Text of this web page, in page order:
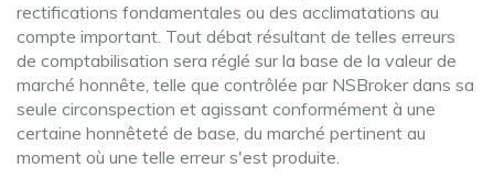
rectifications fondamentales ou des acclimatations au
compte important. Tout débat résultant de telles erreurs
de comptabilisation sera réglé sur la base de la valeur de
marché honnête, telle que contrôlée par NSBroker dans sa
seule circonspection et agissant conformément à une
certaine honnêteté de base, du marché pertinent au
moment où une telle erreur s'est produite.